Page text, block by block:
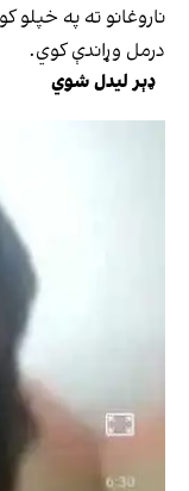
ناروغانو ته په خپلو
درمل وړاندې کوي.
ډېر لیدل شوي